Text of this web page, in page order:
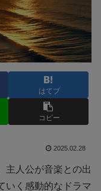
はてブ
コピー
2025.02.28
主人公が音楽との出
いく感動的なドラマ